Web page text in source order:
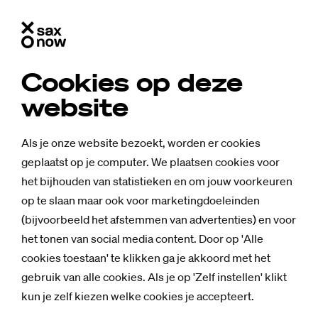
Cookies op deze
website
Als je onze website bezoekt, worden er cookies
geplaatst op je computer. We plaatsen cookies voor
het bijhouden van statistieken en om jouw voorkeuren
op te slaan maar ook voor marketingdoeleinden
(bijvoorbeeld het afstemmen van advertenties) en voor
het tonen van social media content. Door op 'Alle
cookies toestaan' te klikken ga je akkoord met het
gebruik van alle cookies. Als je op 'Zelf instellen' klikt
kun je zelf kiezen welke cookies je accepteert.